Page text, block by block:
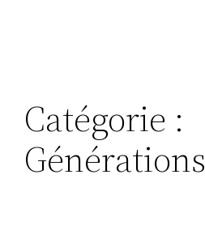
Catégorie :
Générations